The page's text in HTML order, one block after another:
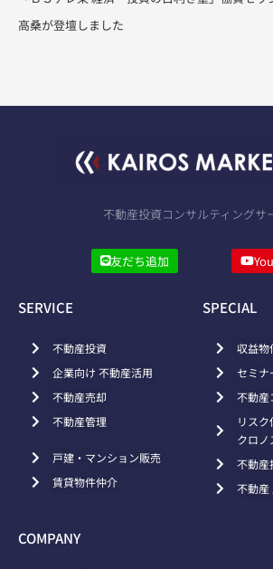
高桑が登壇しました
不動産投資コンサルティングサ
友だち追加
SERVICE
不動産投資
企業向け 不動産活用
不動産売却
不動産管理
戸建・マンション販売
賃貸物件仲介
SPECIAL
収益物
セミナ
不動産
リスク
クロノ
不動産
不動産
COMPANY